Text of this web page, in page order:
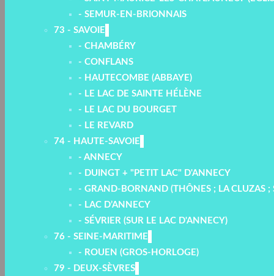
- SEMUR-EN-BRIONNAIS
73 - SAVOIE
- CHAMBÉRY
- CONFLANS
- HAUTECOMBE (ABBAYE)
- LE LAC DE SAINTE HÉLÈNE
- LE LAC DU BOURGET
- LE REVARD
74 - HAUTE-SAVOIE
- ANNECY
- DUINGT + "PETIT LAC" D'ANNECY
- GRAND-BORNAND (THÔNES ; LA CLUZAS ;
- LAC D’ANNECY
- SÉVRIER (SUR LE LAC D'ANNECY)
76 - SEINE-MARITIME
- ROUEN (GROS-HORLOGE)
79 - DEUX-SÈVRES